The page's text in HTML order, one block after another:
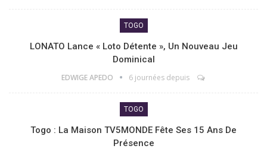
TOGO
LONATO Lance « Loto Détente », Un Nouveau Jeu
Dominical
EDWIGE APEDO 6 journées depuis
TOGO
Togo : La Maison TV5MONDE Fête Ses 15 Ans De
Présence